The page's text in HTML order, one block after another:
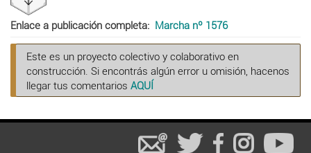
Enlace a publicación completa Marcha nº 1576
Este es un proyecto colectivo y colaborativo en
construcción. Si encontrás algún error u omisión, hacenos
llegar tus comentarios AQUÍ